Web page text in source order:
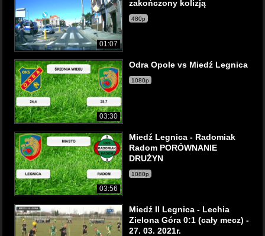
01:07
zakończony kolizją
480p
03:30
Odra Opole vs Miedź Legnica
1080p
03:56
Miedź Legnica - Radomiak
Radom PORÓWNANIE
DRUŻYN
1080p
Miedź II Legnica - Lechia
Zielona Góra 0:1 (cały mecz) -
27. 03. 2021r.